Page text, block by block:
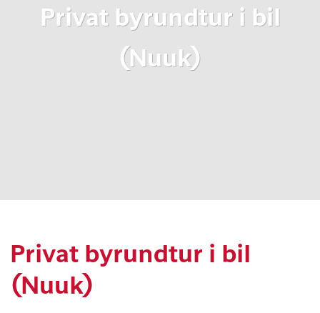
Privat byrundtur i bil
(Nuuk)
Privat byrundtur i bil
(Nuuk)